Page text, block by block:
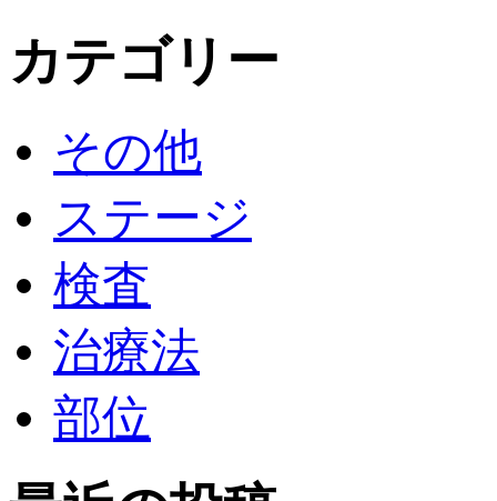
カテゴリー
その他
ステージ
検査
治療法
部位